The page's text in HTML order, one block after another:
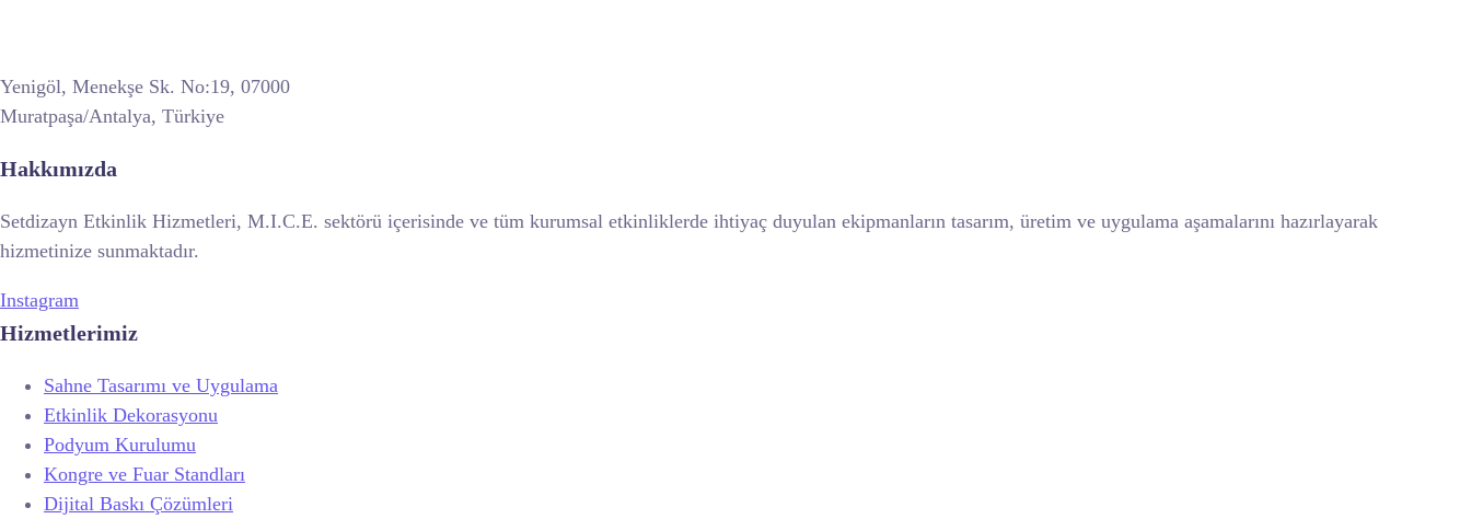
Yenigöl, Menekşe Sk. No:19, 07000
Muratpaşa/Antalya, Türkiye
Hakkımızda
Setdizayn Etkinlik Hizmetleri, M.I.C.E. sektörü içerisinde ve tüm kurumsal etkinliklerde ihtiyaç duyulan ekipmanların tasarım, üretim ve uygulama aşamalarını hazırlayarak
hizmetinize sunmaktadır.
Instagram
Hizmetlerimiz
Sahne Tasarımı ve Uygulama
Etkinlik Dekorasyonu
Podyum Kurulumu
Kongre ve Fuar Standları
Dijital Baskı Çözümleri